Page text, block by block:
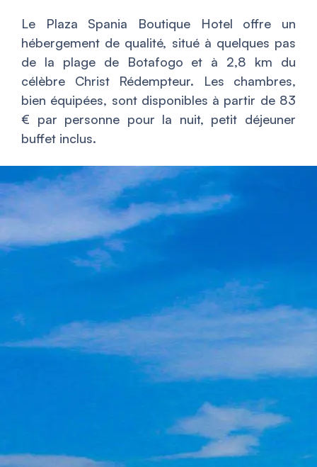
Le Plaza Spania Boutique Hotel offre un
hébergement de qualité, situé à quelques pas
de la plage de Botafogo et à 2,8 km du
célèbre Christ Rédempteur. Les chambres,
bien équipées, sont disponibles à partir de 83
€ par personne pour la nuit, petit déjeuner
buffet inclus.